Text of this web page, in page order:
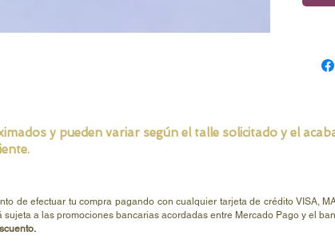
y pueden variar según el talle solicitado y el
de efectuar tu compra pagando con cualquier tarjeta de crédito VISA,
a las promociones bancarias acordadas entre Mercado Pago y el